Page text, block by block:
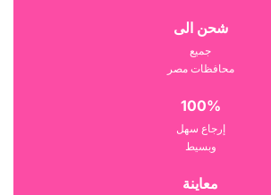
شحن الى
جميع
محافظات مصر
100%
إرجاع سهل
وبسيط
معاينة